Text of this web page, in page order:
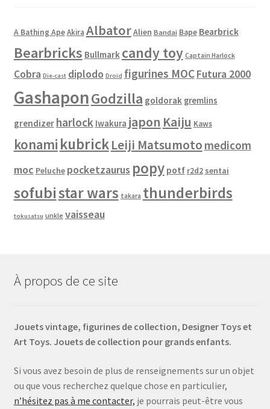
A Bathing Ape Akira AlbatorAlien Bandai Bape Bearbrick
Bearbricks Bullmark candy toy Captain Harlock
Cobra Die-cast diplodo Droid figurines MOCFutura 2000
GashaponGodzilla goldorak gremlins
grendizer harlock Iwakura japon Kaiju Kaws
konami kubrickLeiji Matsumoto medicom
moc Peluche pocketzaurus popy potf r2d2 sentai
sofubistar wars takara thunderbirds
tokusatsu unkle vaisseau
À propos de ce site
Jouets vintage, figurines de collection, Designer Toys et
Art Toys. Jouets de collection pour grands enfants.
Si vous avez besoin de plus de renseignements sur un objet
ou que vous recherchez quelque chose en particulier,
n’hésitez pas à me contacter, je pourrais peut-être vous